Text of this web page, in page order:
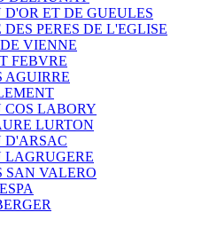
ET DE GUEULES
PERES DE L'EGLISE
VIENNE
FEBVRE
AGUIRRE
COS LABORY
LURTON
D'ARSAC
LAGRUGERE
SAN VALERO